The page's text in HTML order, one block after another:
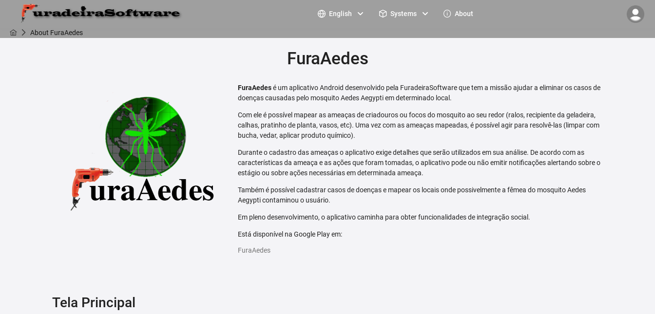
English Systems About
About FuraAedes
FuraAedes
FuraAedesé um aplicativo Android desenvolvido pela FuradeiraSoftware que tem a missão ajudar a eliminar os casos de
doenças causadas pelo mosquito Aedes Aegypti em determinado local.
Com ele é possível mapear as ameaças de criadouros ou focos do mosquito ao seu redor (ralos, recipiente da geladeira,
calhas, pratinho de planta, vasos, etc). Uma vez com as ameaças mapeadas, é possível agir para resolvê-las (limpar com
bucha, vedar, aplicar produto químico).
Durante o cadastro das ameaças o aplicativo exige detalhes que serão utilizados em sua análise. De acordo com as
características da ameaça e as ações que foram tomadas, o aplicativo pode ou não emitir notificações alertando sobre o
estágio ou sobre ações necessárias em determinada ameaça.
Também é possível cadastrar casos de doenças e mapear os locais onde possivelmente a fêmea do mosquito Aedes
Aegypti contaminou o usuário.
Em pleno desenvolvimento, o aplicativo caminha para obter funcionalidades de integração social.
Está disponível na Google Play em:
FuraAedes
Tela Principal